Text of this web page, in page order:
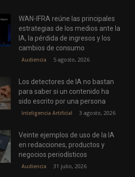
WAN-IFRA reúne las principales
estrategias de los medios ante la
IA, la pérdida de ingresos y los
cambios de consumo
Audiencia 5 agosto, 2026
Los detectores de IA no bastan
para saber si un contenido ha
sido escrito por una persona
Inteligencia Artificial 3 agosto, 2026
Veinte ejemplos de uso de la IA
en redacciones, productos y
negocios periodísticos
Audiencia 31 julio, 2026